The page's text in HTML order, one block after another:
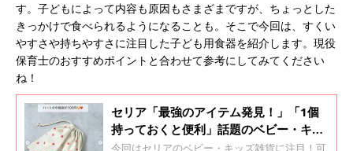
す。子どもによって内容も原因もさまざまですが、ちょっとした
きっかけで食べられるようになることも。そこで今回は、すくい
やすさや持ちやすさに注目した子ども用食器を紹介します。現役
保育士のおすすめポイントと合わせて参考にしてみてください
ね！
セリア「最強のアイテム発見！」「1個
持っておくと便利」話題のベビー・キッ
ズ雑貨4選
今回はセリアのベビー・キッズ雑貨に注目！可